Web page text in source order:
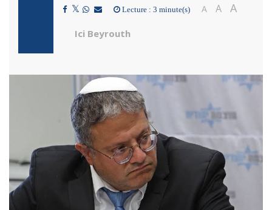
Lecture : 3 minute(s) A A A
Ici Beyrouth